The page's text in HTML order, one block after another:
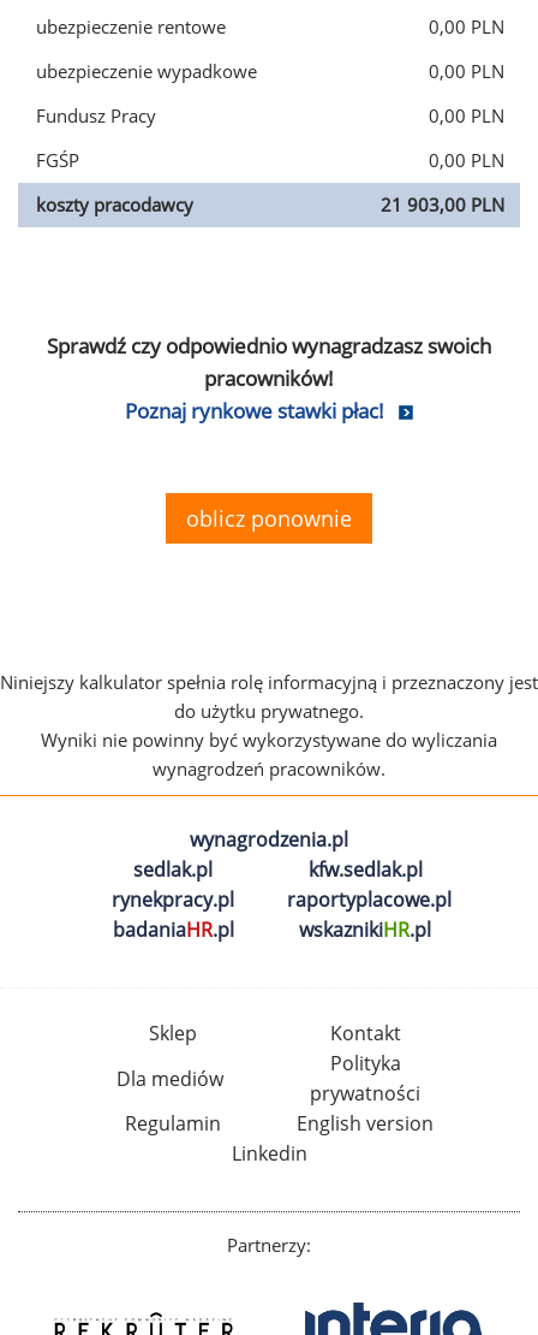
ubezpieczenie rentowe
0,00 PLN
ubezpieczenie wypadkowe
0,00 PLN
Fundusz Pracy
0,00 PLN
FGŚP
0,00 PLN
koszty pracodawcy
21 903,00 PLN
Sprawdź czy odpowiednio wynagradzasz swoich
pracowników!
Poznaj rynkowe stawki płac!
oblicz ponownie
Niniejszy kalkulator spełnia rolę informacyjną i przeznaczony jest
do użytku prywatnego.
Wyniki nie powinny być wykorzystywane do wyliczania
wynagrodzeń pracowników.
wynagrodzenia.pl
sedlak.pl
kfw.sedlak.pl
rynekpracy.pl
raportyplacowe.pl
badaniaHR.pl wskaznikiHR.pl
Sklep
Kontakt
Dla mediów
Polityka
prywatności
Regulamin
English version
Linkedin
Partnerzy: